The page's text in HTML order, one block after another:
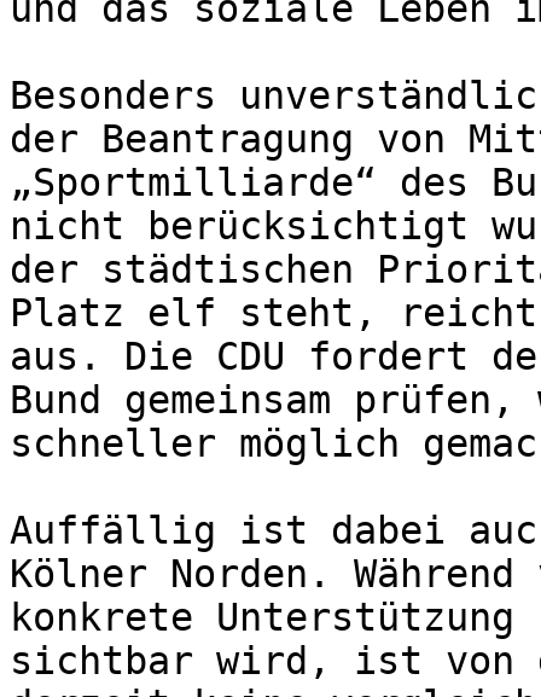
Besonders
der Beantragung von
„Sportmilliarde“ des
nicht berücksichtigt
der städtischen
Platz elf steht, reicht
aus. Die CDU fordert
Bund gemeinsam
schneller möglich
Auffällig ist dabei
Kölner Norden.
konkrete Unterstützung
sichtbar wird, ist von